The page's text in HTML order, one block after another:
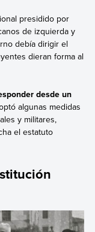
presidido por
de izquierda y
debía dirigir el
dieran forma al
desde un
algunas medidas
y militares,
el estatuto